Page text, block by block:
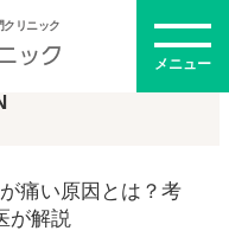
クリニック
メニュー
痛い原因とは？考
が解説